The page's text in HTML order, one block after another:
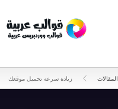
المقالات زيادة سرعة تحميل موقعك